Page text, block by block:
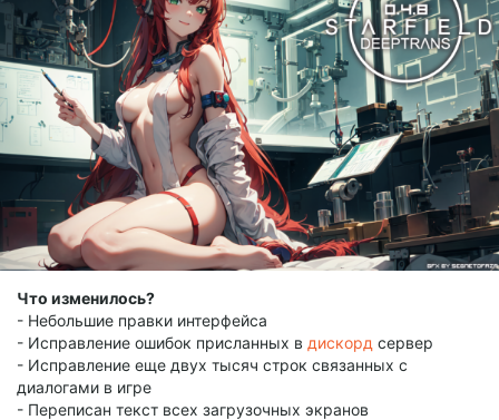
Что изменилось?
- Небольшие правки интерфейса
- Исправление ошибок присланных в дискорд сервер
- Исправление еще двух тысяч строк связанных с
диалогами в игре
- Переписан текст всех загрузочных экранов